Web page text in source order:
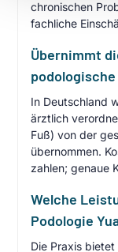
chronischen
fachliche
Übernimmt
In Deutschland
ärztlich
Fuß) von der
übernommen.
zahlen; genaue
Welche
Podologie
Die Praxis